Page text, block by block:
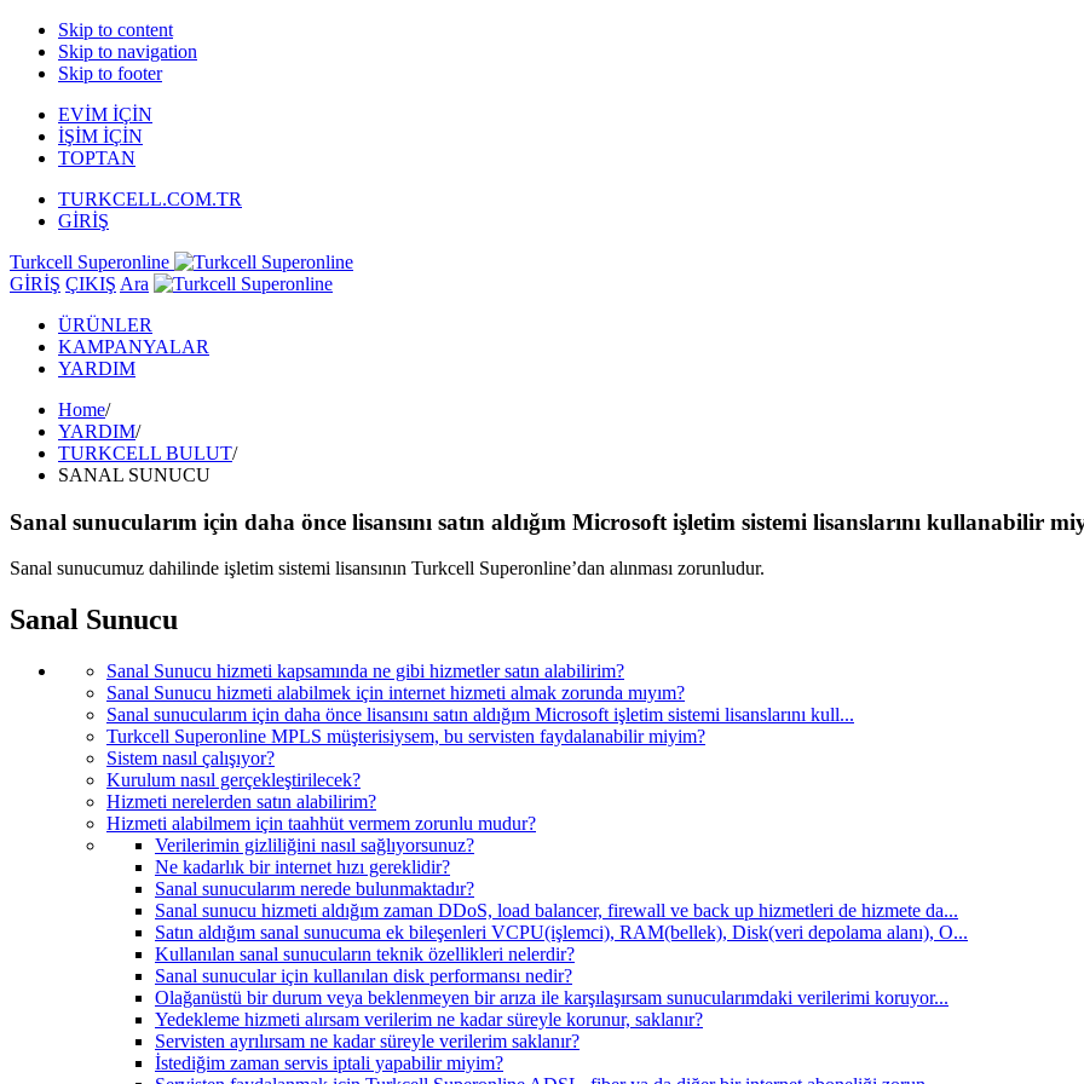
Skip to content
Skip to navigation
Skip to footer
EVİM İÇİN
İŞİM İÇİN
TOPTAN
TURKCELL.COM.TR
GİRİŞ
Turkcell Superonline
GİRİŞ ÇIKIŞ Ara
ÜRÜNLER
KAMPANYALAR
YARDIM
Home/
YARDIM/
TURKCELL BULUT/
SANAL SUNUCU
Sanal sunucularım için daha önce lisansını satın aldığım Microsoft işletim sistemi lisanslarını kullanabilir
Sanal sunucumuz dahilinde işletim sistemi lisansının Turkcell Superonline’dan alınması zorunludur.
Sanal Sunucu
Sanal Sunucu hizmeti kapsamında ne gibi hizmetler satın alabilirim?
Sanal Sunucu hizmeti alabilmek için internet hizmeti almak zorunda mıyım?
Sanal sunucularım için daha önce lisansını satın aldığım Microsoft işletim sistemi lisanslarını kull...
Turkcell Superonline MPLS müşterisiysem, bu servisten faydalanabilir miyim?
Sistem nasıl çalışıyor?
Kurulum nasıl gerçekleştirilecek?
Hizmeti nerelerden satın alabilirim?
Hizmeti alabilmem için taahhüt vermem zorunlu mudur?
Verilerimin gizliliğini nasıl sağlıyorsunuz?
Ne kadarlık bir internet hızı gereklidir?
Sanal sunucularım nerede bulunmaktadır?
Sanal sunucu hizmeti aldığım zaman DDoS, load balancer, firewall ve back up hizmetleri de hizmete da...
Satın aldığım sanal sunucuma ek bileşenleri VCPU(işlemci), RAM(bellek), Disk(veri depolama alanı), O...
Kullanılan sanal sunucuların teknik özellikleri nelerdir?
Sanal sunucular için kullanılan disk performansı nedir?
Olağanüstü bir durum veya beklenmeyen bir arıza ile karşılaşırsam sunucularımdaki verilerimi koruyor...
Yedekleme hizmeti alırsam verilerim ne kadar süreyle korunur, saklanır?
Servisten ayrılırsam ne kadar süreyle verilerim saklanır?
İstediğim zaman servis iptali yapabilir miyim?